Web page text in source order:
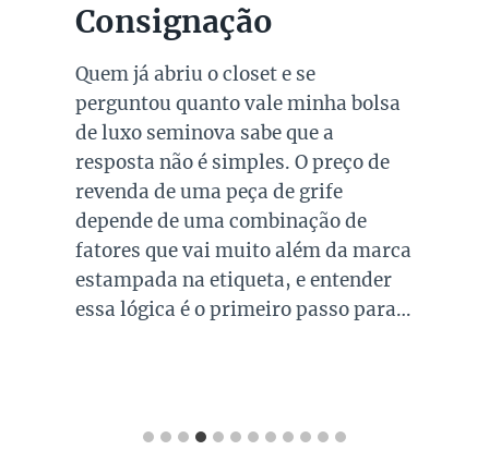
Consignação
Quem já abriu o closet e se
perguntou quanto vale minha bolsa
de luxo seminova sabe que a
resposta não é simples. O preço de
revenda de uma peça de grife
depende de uma combinação de
fatores que vai muito além da marca
estampada na etiqueta, e entender
essa lógica é o primeiro passo para…